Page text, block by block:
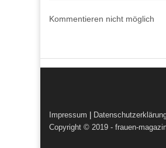
Kommentieren nicht möglich
Impressum
Copyright © 2019 - frauen-